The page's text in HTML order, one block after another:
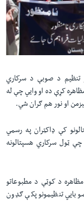
تنظیم د صوبې د سرکاري
کړې ده او وايي چې له
او نور هم ګران شي.
کې ډاکټران په رسمي
ټول سرکاري هسپتالونه
د کوټې د مطبوعاتو
تنظيمونو پکې ګډون